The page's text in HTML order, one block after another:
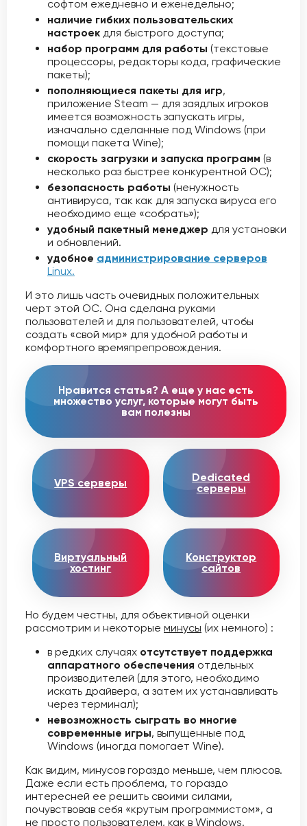
софтом ежедневно и еженедельно;
наличие гибких пользовательских
настроек для быстрого доступа;
набор программ для работы (текстовые
процессоры, редакторы кода, графические
пакеты);
пополняющиеся пакеты для игр,
приложение Steam — для заядлых игроков
имеется возможность запускать игры,
изначально сделанные под Windows (при
помощи пакета Wine);
скорость загрузки и запуска программ (в
несколько раз быстрее конкурентной ОС);
безопасность работы (ненужность
антивируса, так как для запуска вируса его
необходимо еще «собрать»);
удобный пакетный менеджер для установки
и обновлений.
удобное администрирование серверов
Linux.
И это лишь часть очевидных положительных
черт этой ОС. Она сделана руками
пользователей и для пользователей, чтобы
создать «свой мир» для удобной работы и
комфортного времяпрепровождения.
Нравится статья? А еще у нас есть
множество услуг, которые могут быть
вам полезны
VPS серверы
Dedicated
серверы
Виртуальный
хостинг
Конструктор
сайтов
Но будем честны, для объективной оценки
рассмотрим и некоторые минусы (их немного) :
в редких случаях отсутствует поддержка
аппаратного обеспечения отдельных
производителей (для этого, необходимо
искать драйвера, а затем их устанавливать
через терминал);
невозможность сыграть во многие
современные игры, выпущенные под
Windows (иногда помогает Wine).
Как видим, минусов гораздо меньше, чем плюсов.
Даже если есть проблема, то гораздо
интересней ее решить своими силами,
почувствовав себя «крутым программистом», а
не просто пользователем, как в Windows.